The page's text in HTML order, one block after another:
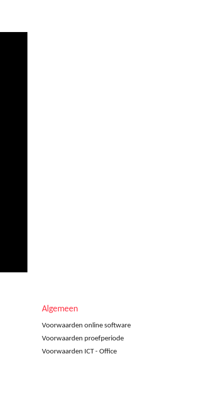
Algemeen
Voorwaarden online software
Voorwaarden proefperiode
Voorwaarden ICT - Office